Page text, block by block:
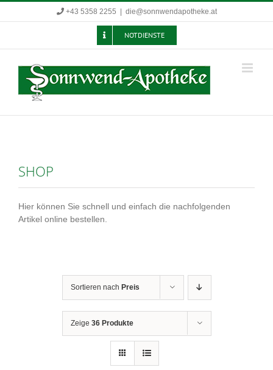
+43 5358 2255 die@sonnwendapotheke.at
NOTDIENSTE
SHOP
Hier können Sie schnell und einfach die nachfolgenden
Artikel online bestellen.
Sortieren nach Preis
Zeige 36 Produkte